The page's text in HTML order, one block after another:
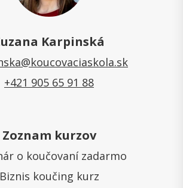
Karpinská
+421 905 65 91 88
Zoznam kurzov
o koučovaní zadarmo
Biznis koučing kurz